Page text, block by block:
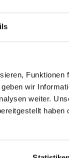
wir
weiter.